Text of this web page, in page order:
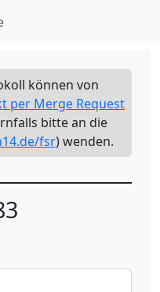
können von
per Merge Request
bitte an die
fsr) wenden.